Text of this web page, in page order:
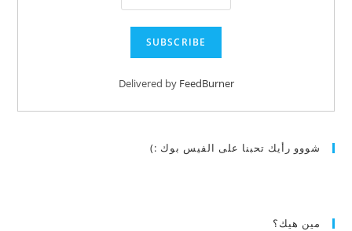
Delivered by FeedBurner
شووو رأيك تحبنا على الفيس بوك :)
مين هيك؟